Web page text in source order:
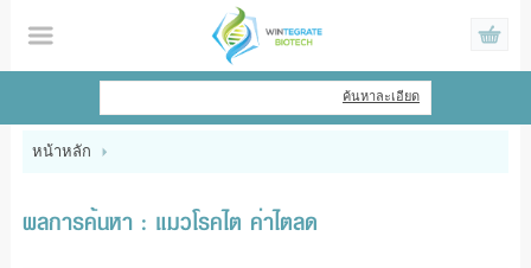
ไทย | English
หน้าหลัก
ค้นหาละเอียด
หน้าหลัก
ผลการค้นหา : แมวโรคไต ค่าไตลด